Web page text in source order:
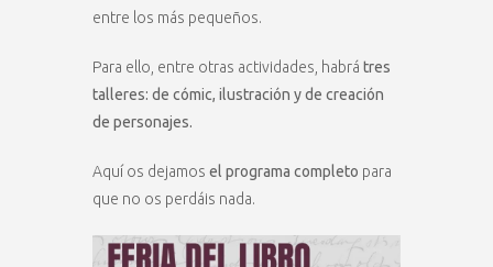
entre los más pequeños.
Para ello, entre otras actividades, habrá tres
talleres: de cómic, ilustración y de creación
de personajes.
Aquí os dejamos el programa completo para
que no os perdáis nada.